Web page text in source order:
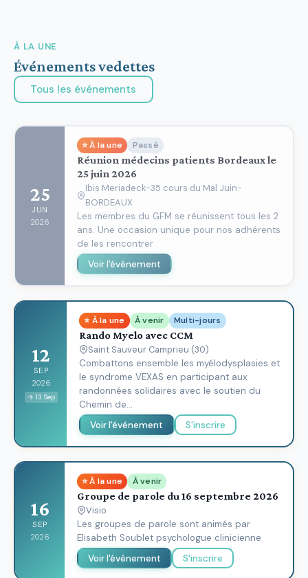
À LA UNE
Événements vedettes
Tous les événements
25
JUN
2026
⭐ À la une Passé
Réunion médecins patients Bordeaux le
25 juin 2026
Ibis Meriadeck-35 cours du Mal Juin-
BORDEAUX
Les membres du GFM se réunissent tous les 2
ans. Une occasion unique pour nos adhérents
de les rencontrer
Voir l'événement
12
SEP
2026
→ 13 Sep
⭐ À la une À venir Multi-jours
Rando Myelo avec CCM
Saint Sauveur Camprieu (30)
Combattons ensemble les myélodysplasies et
le syndrome VEXAS en participant aux
randonnées solidaires avec le soutien du
Chemin de…
Voir l'événement
S'inscrire
16
SEP
2026
⭐ À la une À venir
Groupe de parole du 16 septembre 2026
Visio
Les groupes de parole sont animés par
Elisabeth Soublet psychologue clinicienne
Voir l'événement
S'inscrire